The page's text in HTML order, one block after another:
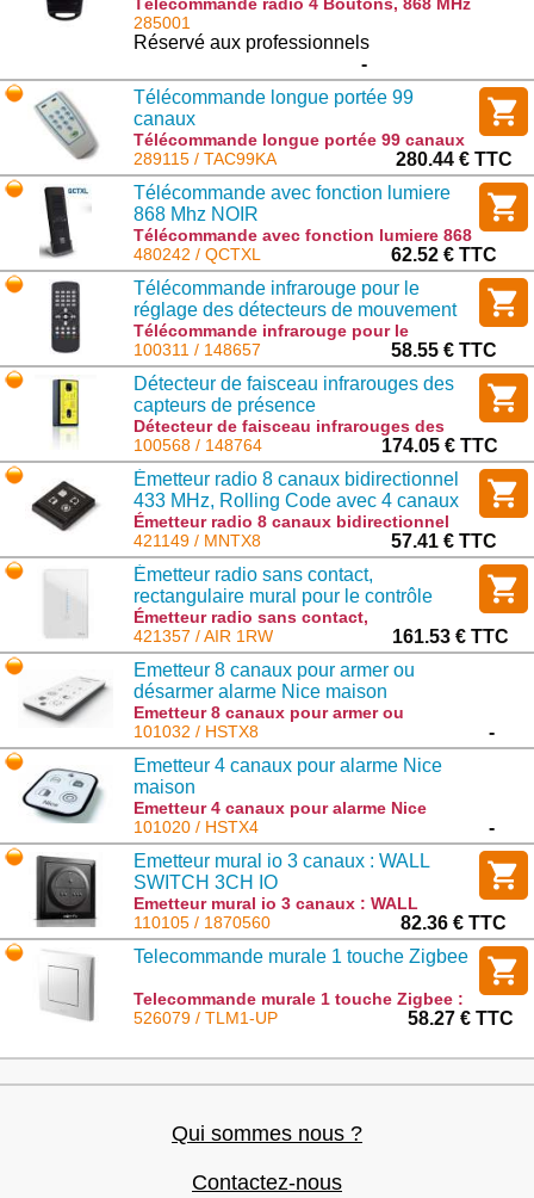
GEN2 -Noir - Guardall : TX-4131-03-2
285001
Réservé aux professionnels
-
Télécommande longue portée 99
canaux
Télécommande longue portée 99 canaux
: TAC99KA
289115 / TAC99KA
280.44 € TTC
Télécommande avec fonction lumiere
868 Mhz NOIR
Télécommande avec fonction lumiere 868
Mhz NOIR : QCTXL
480242 / QCTXL
62.52 € TTC
Télécommande infrarouge pour le
réglage des détecteurs de mouvement
radar et des scanners laser
Télécommande infrarouge pour le
réglage des détecteurs de mouvement
radar et des scanners laser : 148657
100311 / 148657
58.55 € TTC
Détecteur de faisceau infrarouges des
capteurs de présence
Détecteur de faisceau infrarouges des
capteurs de présence : 148764
100568 / 148764
174.05 € TTC
Émetteur radio 8 canaux bidirectionnel
433 MHz, Rolling Code avec 4 canaux
pour la commande d'automatismes
Émetteur radio 8 canaux bidirectionnel
433 MHz, Rolling Code avec 4 canaux
pour la commande d'automatismes :
MNTX8
421149 / MNTX8
57.41 € TTC
Émetteur radio sans contact,
rectangulaire mural pour le contrôle
d’un automatisme ou d’un groupe
d’automatismes
Émetteur radio sans contact,
rectangulaire mural pour le contrôle d’un
automatisme ou d’un groupe
d’automatismes : AIR 1RW
421357 / AIR 1RW
161.53 € TTC
Emetteur 8 canaux pour armer ou
désarmer alarme Nice maison
Emetteur 8 canaux pour armer ou
désarmer alarme Nice maison : HSTX8
101032 / HSTX8
-
Emetteur 4 canaux pour alarme Nice
maison
Emetteur 4 canaux pour alarme Nice
maison : HSTX4
101020 / HSTX4
-
Emetteur mural io 3 canaux : WALL
SWITCH 3CH IO
Emetteur mural io 3 canaux : WALL
SWITCH 3CH IO : 1870560
110105 / 1870560
82.36 € TTC
Telecommande murale 1 touche Zigbee
Telecommande murale 1 touche Zigbee :
TLM1-UP
526079 / TLM1-UP 58.27 € TTC
Qui sommes nous ?
Contactez-nous